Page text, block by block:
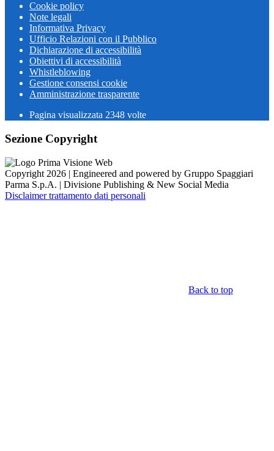
Cookie policy
Note legali
Informativa Privacy
Ufficio Relazioni con il Pubblico
Dichiarazione di accessibilità
Obiettivi di accessibilità
Whistleblowing
Gestione consensi cookie
Amministrazione trasparente
Pagina visualizzata 2348 volte
Sezione Copyright
Copyright 2026 | Engineered and powered by Gruppo Spaggiari
Parma S.p.A. | Divisione Publishing & New Social Media
Disclaimer trattamento dati personali
Back to top